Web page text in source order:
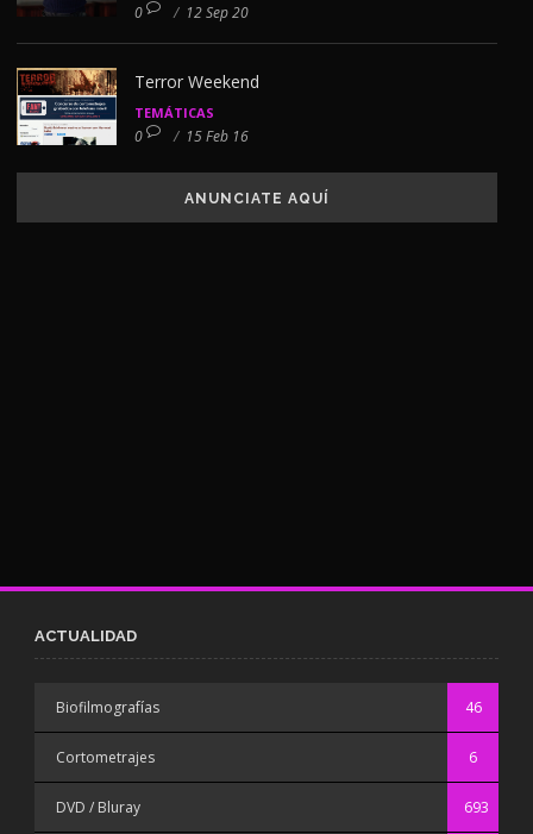
0 / 12 Sep 20
Terror Weekend
TEMÁTICAS
0 / 15 Feb 16
ANUNCIATE AQUÍ
ACTUALIDAD
Biofilmografías 46
Cortometrajes 6
DVD / Bluray 693